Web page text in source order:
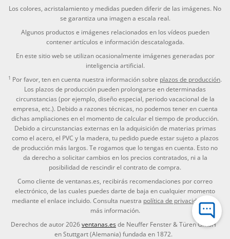
Los colores, acristalamiento y medidas pueden diferir de las imágenes. No
se garantiza una imagen a escala real.
Algunos productos e imágenes relacionados en los vídeos pueden
contener artículos e información descatalogada.
En este sitio web se utilizan ocasionalmente imágenes generadas por
inteligencia artificial.
1 Por favor, ten en cuenta nuestra información sobre plazos de producción.
Los plazos de producción pueden prolongarse en determinadas
circunstancias (por ejemplo, diseño especial, periodo vacacional de la
empresa, etc.). Debido a razones técnicas, no podemos tener en cuenta
dichas ampliaciones en el momento de calcular el tiempo de producción.
Debido a circunstancias externas en la adquisición de materias primas
como el acero, el PVC y la madera, tu pedido puede estar sujeto a plazos
de producción más largos. Te rogamos que lo tengas en cuenta. Esto no
da derecho a solicitar cambios en los precios contratados, ni a la
posibilidad de rescindir el contrato de compra.
Como cliente de ventanas.es, recibirás recomendaciones por correo
electrónico, de las cuales puedes darte de baja en cualquier momento
mediante el enlace incluido. Consulta nuestra política de privacidadpara
más información.
Derechos de autor 2026ventanas.esde Neuffer Fenster & Türen GmbH
en Stuttgart (Alemania) fundada en 1872.